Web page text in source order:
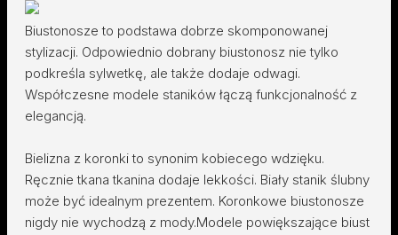
Biustonosze to podstawa dobrze skomponowanej
stylizacji. Odpowiednio dobrany biustonosz nie tylko
podkreśla sylwetkę, ale także dodaje odwagi.
Współczesne modele staników łączą funkcjonalność z
elegancją.
Bielizna z koronki to synonim kobiecego wdzięku.
Ręcznie tkana tkanina dodaje lekkości. Biały stanik ślubny
może być idealnym prezentem. Koronkowe biustonosze
nigdy nie wychodzą z mody.Modele powiększające biust